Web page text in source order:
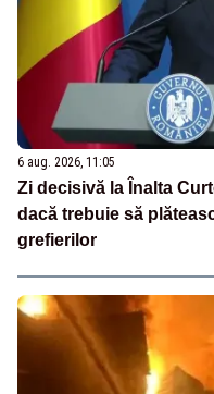
6 aug. 2026, 11:05
Zi decisivă la Înalta
dacă trebuie să
grefierilor